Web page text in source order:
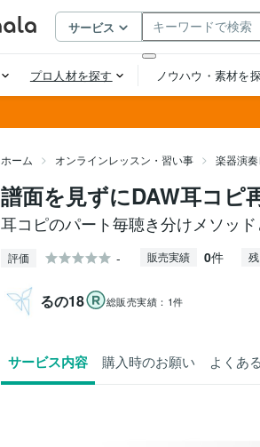
ホーム オンラインレッスン・習い事 楽器演
譜面を見ずにDAW耳コピ
耳コピのパート毎聴き分けメソッ
評価 - 販売実績 0件
るの18 総販売実績： 1件
サービス内容 購入時のお願い よくあ